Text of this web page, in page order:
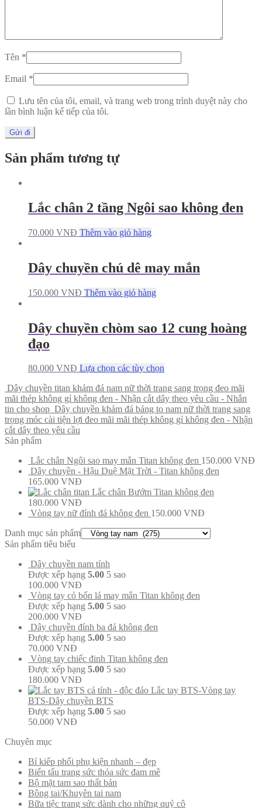
Tên *
Email *
Lưu tên của tôi, email, và trang web trong trình duyệt này cho
lần bình luận kế tiếp của tôi.
Sản phẩm tương tự
Lắc chân 2 tầng Ngôi sao không đen
70.000 VNĐ Thêm vào giỏ hàng
Dây chuyền chú dê may mắn
150.000 VNĐ Thêm vào giỏ hàng
Dây chuyền chòm sao 12 cung hoàng
đạo
80.000 VNĐ Lựa chọn các tùy chọn
Dây chuyền titan khảm đá nam nữ thời trang sang trọng đeo mãi
mãi thép không gỉ không đen - Nhận cắt dây theo yêu cầu - Nhắn
tin cho shop Dây chuyền khảm đá bảng to nam nữ thời trang sang
trọng móc cài tiện lợi đeo mãi mãi thép không gỉ không đen - Nhận
cắt dây theo yêu cầu
Sản phẩm
Lắc chân Ngôi sao may mắn Titan không đen 150.000 VNĐ
Dây chuyền - Hậu Duệ Mặt Trời - Titan không đen
165.000 VNĐ
Lắc chân Bướm Titan không đen
180.000 VNĐ
Vòng tay nữ đính đá không đen 150.000 VNĐ
Danh mục sản phẩm
Sản phẩm tiêu biểu
Dây chuyền nam tính
Được xếp hạng 5.00 5 sao
100.000 VNĐ
Vòng tay cỏ bốn lá may mắn Titan không đen
Được xếp hạng 5.00 5 sao
200.000 VNĐ
Dây chuyền đính ba đá không đen
Được xếp hạng 5.00 5 sao
70.000 VNĐ
Vòng tay chiếc đinh Titan không đen
Được xếp hạng 5.00 5 sao
180.000 VNĐ
Lắc tay BTS-Vòng tay
BTS-Dây chuyền BTS
Được xếp hạng 5.00 5 sao
50.000 VNĐ
Chuyên mục
Bí kiếp phối phụ kiện nhanh – đẹp
Biến tấu trang sức thỏa sức đam mê
Bộ mặt tam sao thất bản
Bông tai/Khuyên tai nam
Bữa tiệc trang sức dành cho những quý cô